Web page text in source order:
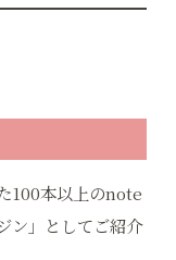
100本以上のnote
ン」としてご紹介